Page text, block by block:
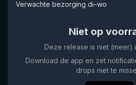
Verwachte bezorging di–wo
Niet op
Deze release is niet (meer)
Download de app en zet
drops niet te